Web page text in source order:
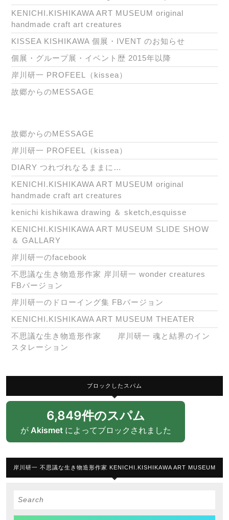
KENICHI.KISHIKAWA ART MUSEUM original
handmade craft art creatures
KISSEA KISHIKAWA 個展・IVENT のお知らせ
個展・グループ展・イベント歴 2015年以降
岸川研一 PROFEEL（kissea）
故郷からのMESSAGE
故郷からのMESSAGE
岸川研一 PROFEEL（kissea）
DIARY つれづれなるままに…
KENICHI.KISHIKAWA ART MUSEUM original
handmade craft art creatures
kenichi kishikawa drawing ＆ sketch,esquisse
KENICHI.KISHIKAWA ART MUSEUM SLIDE SHOW
＆ GALLARY
岸川研一のfacebook
不思議な生き物造形作家 岸川研一 wonder creatures
FBバージョン
岸川研一のドローイング集 FBバージョン
KENICHI.KISHIKAWA ART MUSEUM THEATER
不思議な生き物造形作家 岸川研一 魂と結界のイン
スタレーション
ブロックしたスパム
6,849件のスパム
が Akismetによってブロックされました
岸川研一 不思議な生き物造形作家 KENICHI.KISHIKAWA ART MUSEUM
Search